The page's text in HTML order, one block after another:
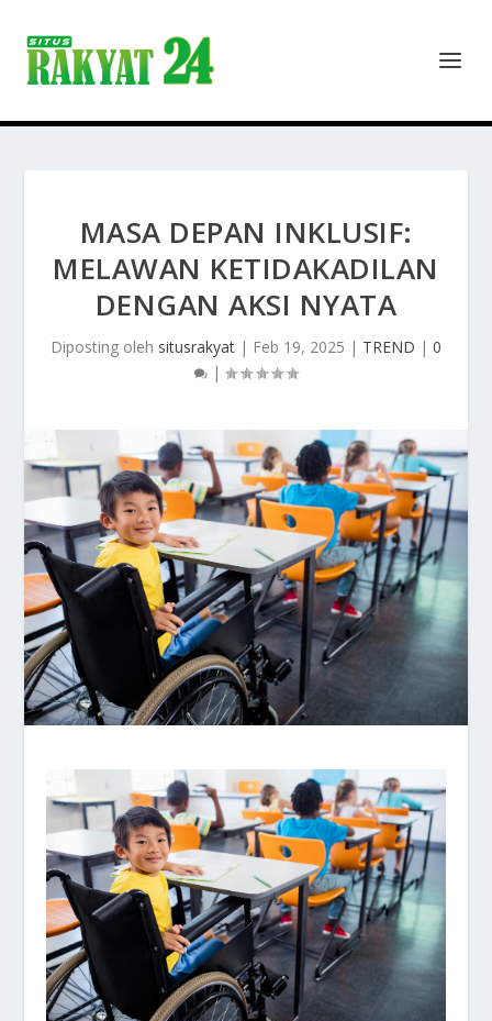
MASA DEPAN INKLUSIF:
MELAWAN KETIDAKADILAN
DENGAN AKSI NYATA
Diposting oleh situsrakyat | Feb 19, 2025 | TREND | 0
|